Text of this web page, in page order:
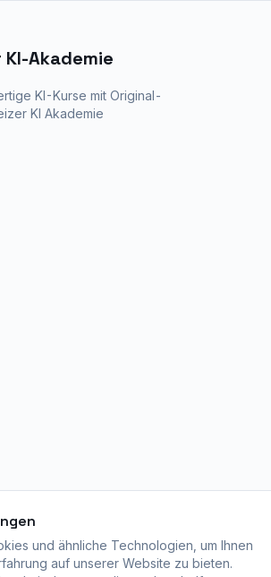
und ähnliche Technologien, um Ihnen
auf unserer Website zu bieten.
Akademie
KI-Kurse mit Original-
KI Akademie
39